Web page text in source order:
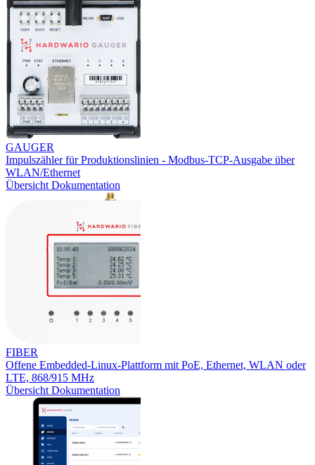
GAUGER
Impulszähler für Produktionslinien - Modbus-TCP-Ausgabe über
WLAN/Ethernet
Übersicht Dokumentation
FIBER
Offene Embedded-Linux-Plattform mit PoE, Ethernet, WLAN oder
LTE, 868/915 MHz
Übersicht Dokumentation